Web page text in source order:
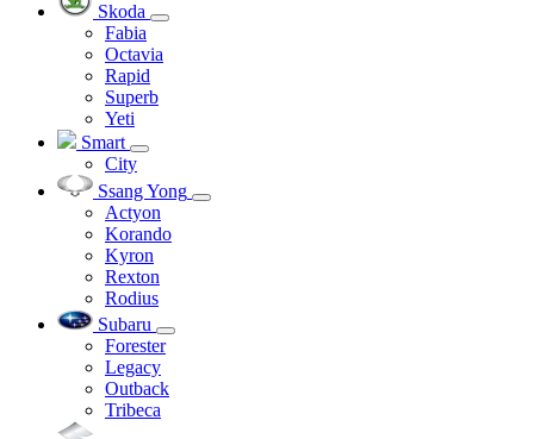
Skoda
Fabia
Octavia
Rapid
Superb
Yeti
Smart
City
Ssang Yong
Actyon
Korando
Kyron
Rexton
Rodius
Subaru
Forester
Legacy
Outback
Tribeca